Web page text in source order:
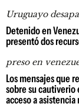
Uruguayo
Detenido en
presentó dos
preso en
Los mensajes que
sobre su
acceso a asistencia